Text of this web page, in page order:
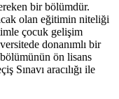
bir bölümdür.
olan eğitimin niteliği
çocuk gelişim
donanımlı bir
ön lisans
Sınavı aracılığı ile